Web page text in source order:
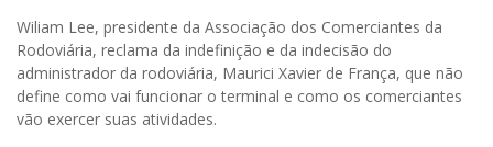
Wiliam Lee, presidente da Associação dos Comerciantes da
Rodoviária, reclama da indefinição e da indecisão do
administrador da rodoviária, Maurici Xavier de França, que não
define como vai funcionar o terminal e como os comerciantes
vão exercer suas atividades.